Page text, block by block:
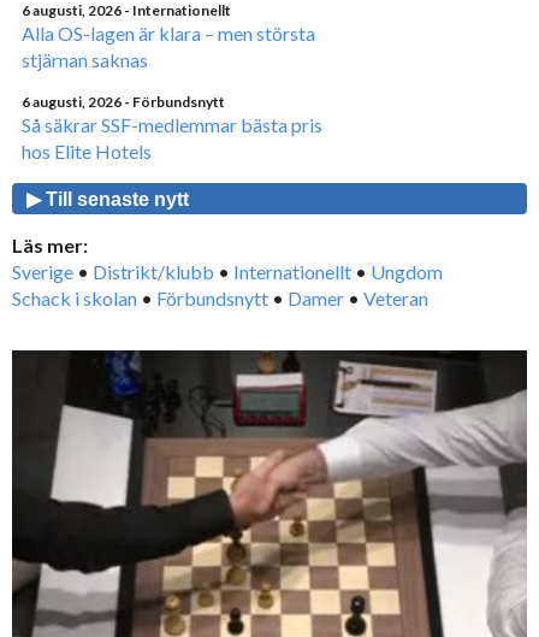
6 augusti, 2026 - Internationellt
Alla OS-lagen är klara – men största
stjärnan saknas
6 augusti, 2026 - Förbundsnytt
Så säkrar SSF-medlemmar bästa pris
hos Elite Hotels
▶ Till senaste nytt
Läs mer:
Sverige • Distrikt/klubb • Internationellt • Ungdom
Schack i skolan • Förbundsnytt • Damer • Veteran